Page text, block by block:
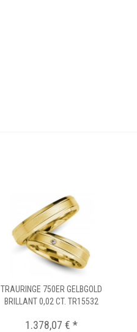
TRAURINGE 750ER GELBGOLD
BRILLANT 0,02 CT. TR15532
1.378,07 € *